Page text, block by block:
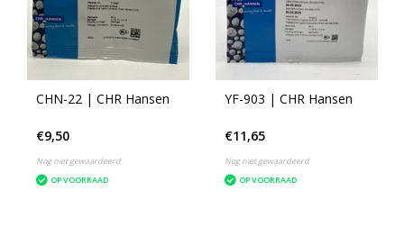
CHN-22 | CHR Hansen
€9,50
Nog niet gewaardeerd
OP VOORRAAD
YF-903 | CHR Hansen
€11,65
Nog niet gewaardeerd
OP VOORRAAD